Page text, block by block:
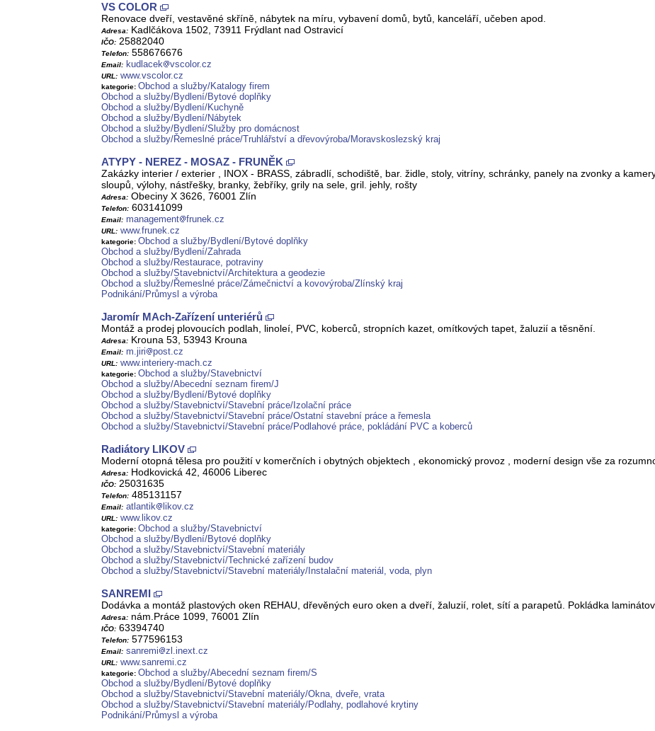
VS COLOR
Renovace dveří, vestavěné skříně, nábytek na míru, vybavení domů, bytů, kanceláří, učeben apod.
Adresa: Kadlčákova 1502, 73911 Frýdlant nad Ostravicí
IČO: 25882040
Telefon: 558676676
Email: kudlacek vscolor.cz
URL: www.vscolor.cz
kategorie: Obchod a služby/Katalogy firem
Obchod a služby/Bydlení/Bytové doplňky
Obchod a služby/Bydlení/Kuchyně
Obchod a služby/Bydlení/Nábytek
Obchod a služby/Bydlení/Služby pro domácnost
Obchod a služby/Řemeslné práce/Truhlářství a dřevovýroba/Moravskoslezský kraj
ATYPY - NEREZ - MOSAZ - FRUNĚK
Zakázky interier / exterier , INOX - BRASS, zábradlí, schodiště, bar. židle, stoly, vitríny, schránky, panely na zvonky a
sloupů, výlohy, nástřešky, branky, žebříky, grily na sele, gril. jehly, rošty
Adresa: Obeciny X 3626, 76001 Zlín
Telefon: 603141099
Email: management frunek.cz
URL: www.frunek.cz
kategorie: Obchod a služby/Bydlení/Bytové doplňky
Obchod a služby/Bydlení/Zahrada
Obchod a služby/Restaurace, potraviny
Obchod a služby/Stavebnictví/Architektura a geodezie
Obchod a služby/Řemeslné práce/Zámečnictví a kovovýroba/Zlínský kraj
Podnikání/Průmysl a výroba
Jaromír MAch-Zařízení unteriérů
Montáž a prodej plovoucích podlah, linoleí, PVC, koberců, stropních kazet, omítkových tapet, žaluzií a těsnění.
Adresa: Krouna 53, 53943 Krouna
Email: m.jiri post.cz
URL: www.interiery-mach.cz
kategorie: Obchod a služby/Stavebnictví
Obchod a služby/Abecední seznam firem/J
Obchod a služby/Bydlení/Bytové doplňky
Obchod a služby/Stavebnictví/Stavební práce/Izolační práce
Obchod a služby/Stavebnictví/Stavební práce/Ostatní stavební práce a řemesla
Obchod a služby/Stavebnictví/Stavební práce/Podlahové práce, pokládání PVC a koberců
Radiátory LIKOV
Moderní otopná tělesa pro použití v komerčních i obytných objektech , ekonomický provoz , moderní design vše za
Adresa: Hodkovická 42, 46006 Liberec
IČO: 25031635
Telefon: 485131157
Email: atlantik likov.cz
URL: www.likov.cz
kategorie: Obchod a služby/Stavebnictví
Obchod a služby/Bydlení/Bytové doplňky
Obchod a služby/Stavebnictví/Stavební materiály
Obchod a služby/Stavebnictví/Technické zařízení budov
Obchod a služby/Stavebnictví/Stavební materiály/Instalační materiál, voda, plyn
SANREMI
Dodávka a montáž plastových oken REHAU, dřevěných euro oken a dveří, žaluzií, rolet, sítí a parapetů. Pokládka
Adresa: nám.Práce 1099, 76001 Zlín
IČO: 63394740
Telefon: 577596153
Email: sanremi zl.inext.cz
URL: www.sanremi.cz
kategorie: Obchod a služby/Abecední seznam firem/S
Obchod a služby/Bydlení/Bytové doplňky
Obchod a služby/Stavebnictví/Stavební materiály/Okna, dveře, vrata
Obchod a služby/Stavebnictví/Stavební materiály/Podlahy, podlahové krytiny
Podnikání/Průmysl a výroba